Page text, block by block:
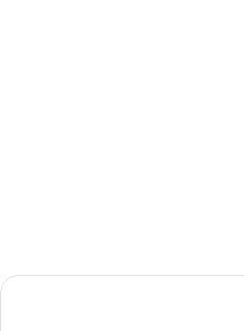
Melia Sevilla